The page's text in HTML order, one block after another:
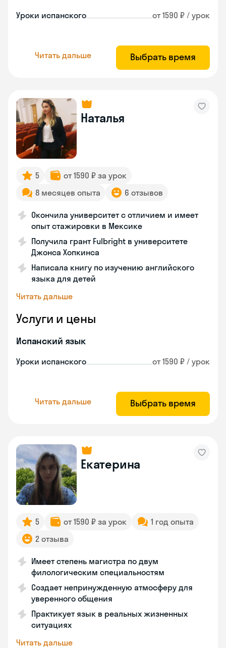
Уроки испанского от 1590 ₽ / урок
Читать дальше Выбрать время
Наталья
5
от 1590 ₽ за урок
8 месяцев опыта
6 отзывов
Окончила университет с отличием и имеет
опыт стажировки в Мексике
Получила грант Fulbright в университете
Джонса Хопкинса
Написала книгу по изучению английского
языка для детей
Читать дальше
Услуги и цены
Испанский язык
Уроки испанского от 1590 ₽ / урок
Читать дальше Выбрать время
Екатерина
5 от 1590 ₽ за урок
1 год опыта
2 отзыва
Имеет степень магистра по двум
филологическим специальностям
Создает непринужденную атмосферу для
уверенного общения
Практикует язык в реальных жизненных
ситуациях
Читать дальше